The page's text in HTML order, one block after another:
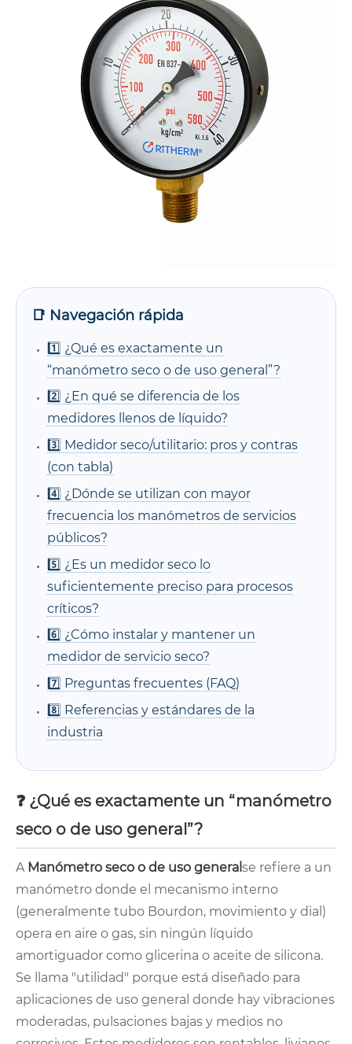
📑 Navegación rápida
1️⃣ ¿Qué es exactamente un
“manómetro seco o de uso general”?
2️⃣ ¿En qué se diferencia de los
medidores llenos de líquido?
3️⃣ Medidor seco/utilitario: pros y contras
(con tabla)
4️⃣ ¿Dónde se utilizan con mayor
frecuencia los manómetros de servicios
públicos?
5️⃣ ¿Es un medidor seco lo
suficientemente preciso para procesos
críticos?
6️⃣ ¿Cómo instalar y mantener un
medidor de servicio seco?
7️⃣ Preguntas frecuentes (FAQ)
8️⃣ Referencias y estándares de la
industria
❓ ¿Qué es exactamente un “manómetro
seco o de uso general”?
A Manómetro seco o de uso general se refiere a un
manómetro donde el mecanismo interno
(generalmente tubo Bourdon, movimiento y dial)
opera en aire o gas, sin ningún líquido
amortiguador como glicerina o aceite de silicona.
Se llama "utilidad" porque está diseñado para
aplicaciones de uso general donde hay vibraciones
moderadas, pulsaciones bajas y medios no